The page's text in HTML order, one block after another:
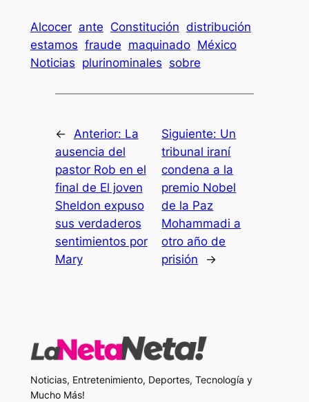
Alcocer ante Constitución distribución
estamos fraude maquinado México
Noticias plurinominales sobre
← Anterior: La
ausencia del
pastor Rob en el
final de El joven
Sheldon expuso
sus verdaderos
sentimientos por
Mary
Siguiente: Un
tribunal iraní
condena a la
premio Nobel
de la Paz
Mohammadi a
otro año de
prisión
→
Noticias, Entretenimiento, Deportes, Tecnología y
Mucho Más!